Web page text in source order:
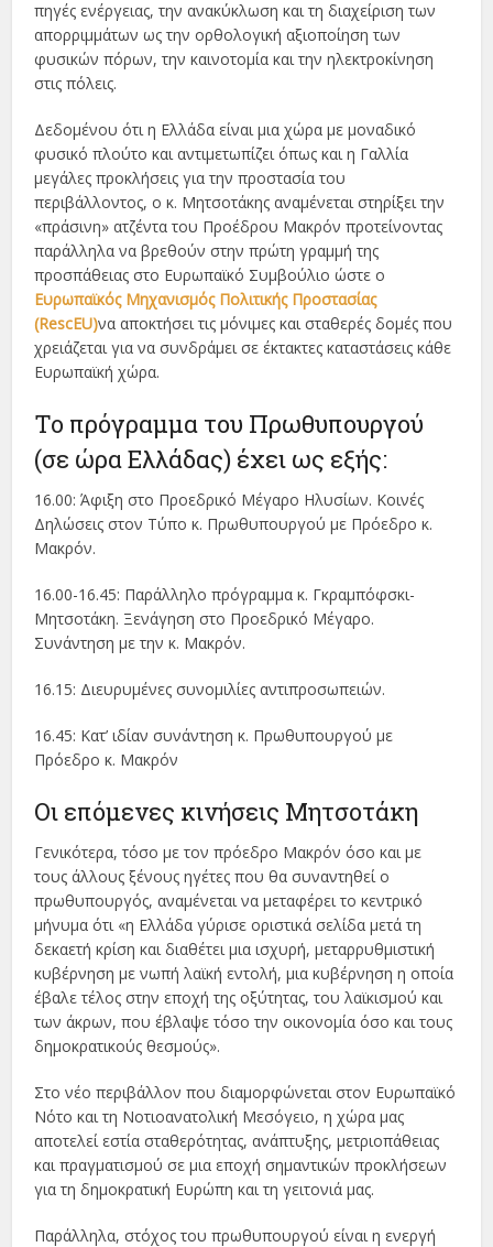
πηγές ενέργειας, την ανακύκλωση και τη διαχείριση των
απορριμμάτων ως την ορθολογική αξιοποίηση των
φυσικών πόρων, την καινοτομία και την ηλεκτροκίνηση
στις πόλεις.
Δεδομένου ότι η Ελλάδα είναι μια χώρα με μοναδικό
φυσικό πλούτο και αντιμετωπίζει όπως και η Γαλλία
μεγάλες προκλήσεις για την προστασία του
περιβάλλοντος, ο κ. Μητσοτάκης αναμένεται στηρίξει την
«πράσινη» ατζέντα του Προέδρου Μακρόν προτείνοντας
παράλληλα να βρεθούν στην πρώτη γραμμή της
προσπάθειας στο Ευρωπαϊκό Συμβούλιο ώστε ο
Ευρωπαϊκός Μηχανισμός Πολιτικής Προστασίας
(RescEU)να αποκτήσει τις μόνιμες και σταθερές δομές που
χρειάζεται για να συνδράμει σε έκτακτες καταστάσεις κάθε
Ευρωπαϊκή χώρα.
Το πρόγραμμα του Πρωθυπουργού
(σε ώρα Ελλάδας) έχει ως εξής:
16.00: Άφιξη στο Προεδρικό Μέγαρο Ηλυσίων. Κοινές
Δηλώσεις στον Τύπο κ. Πρωθυπουργού με Πρόεδρο κ.
Μακρόν.
16.00-16.45: Παράλληλο πρόγραμμα κ. Γκραμπόφσκι-
Μητσοτάκη. Ξενάγηση στο Προεδρικό Μέγαρο.
Συνάντηση με την κ. Μακρόν.
16.15: Διευρυμένες συνομιλίες αντιπροσωπειών.
16.45: Κατ’ ιδίαν συνάντηση κ. Πρωθυπουργού με
Πρόεδρο κ. Μακρόν
Οι επόμενες κινήσεις Μητσοτάκη
Γενικότερα, τόσο με τον πρόεδρο Μακρόν όσο και με
τους άλλους ξένους ηγέτες που θα συναντηθεί ο
πρωθυπουργός, αναμένεται να μεταφέρει το κεντρικό
μήνυμα ότι «η Ελλάδα γύρισε οριστικά σελίδα μετά τη
δεκαετή κρίση και διαθέτει μια ισχυρή, μεταρρυθμιστική
κυβέρνηση με νωπή λαϊκή εντολή, μια κυβέρνηση η οποία
έβαλε τέλος στην εποχή της οξύτητας, του λαϊκισμού και
των άκρων, που έβλαψε τόσο την οικονομία όσο και τους
δημοκρατικούς θεσμούς».
Στο νέο περιβάλλον που διαμορφώνεται στον Ευρωπαϊκό
Νότο και τη Νοτιοανατολική Μεσόγειο, η χώρα μας
αποτελεί εστία σταθερότητας, ανάπτυξης, μετριοπάθειας
και πραγματισμού σε μια εποχή σημαντικών προκλήσεων
για τη δημοκρατική Ευρώπη και τη γειτονιά μας.
Παράλληλα, στόχος του πρωθυπουργού είναι η ενεργή